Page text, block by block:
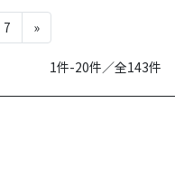
7 »
1件-20件／全143件